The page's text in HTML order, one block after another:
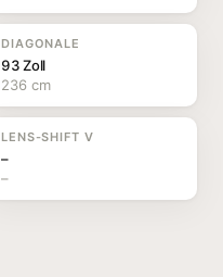
DIAGONALE
93 Zoll
236 cm
LENS-SHIFT V
–
–